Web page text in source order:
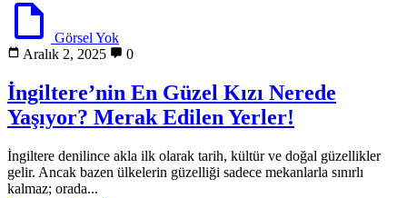
Görsel Yok
Aralık 2, 2025
0
İngiltere’nin En Güzel Kızı Nerede
Yaşıyor? Merak Edilen Yerler!
İngiltere denilince akla ilk olarak tarih, kültür ve doğal güzellikler
gelir. Ancak bazen ülkelerin güzelliği sadece mekanlarla sınırlı
kalmaz; orada...